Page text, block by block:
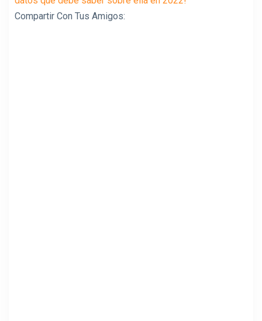
Compartir Con Tus Amigos: